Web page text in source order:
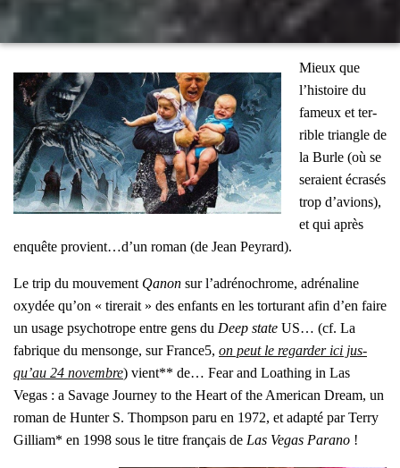
Mieux que
l’his­toire du
fameux et ter­
rible tri­angle de
la Burle (où se
seraient écra­sés
trop d’a­vions),
et qui après
enquête provient…d’un roman (de Jean Pey­rard).
Le trip du mou­ve­ment Qanon sur l’a­dré­no­chrome, adré­na­line
oxy­dée qu’on « tire­rait » des enfants en les tor­tu­rant afin d’en faire
un usage psy­cho­trope entre gens du Deep state US… (cf. La
fabrique du men­songe, sur France5, on peut le regar­der ici jus­
qu’au 24 novembre) vient** de… Fear and Loa­thing in Las
Vegas : a Savage Jour­ney to the Heart of the Ame­ri­can Dream, un
roman de Hun­ter S. Thomp­son paru en 1972, et adap­té par Ter­ry
Gil­liam* en 1998 sous le titre fran­çais de Las Vegas Para­no !